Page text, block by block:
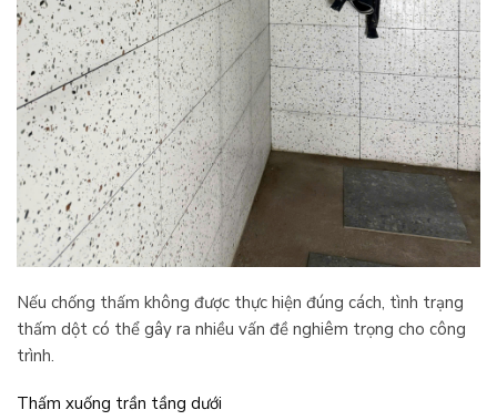
Nếu chống thấm không được thực hiện đúng cách, tình trạng
thấm dột có thể gây ra nhiều vấn đề nghiêm trọng cho công
trình.
Thấm xuống trần tầng dưới